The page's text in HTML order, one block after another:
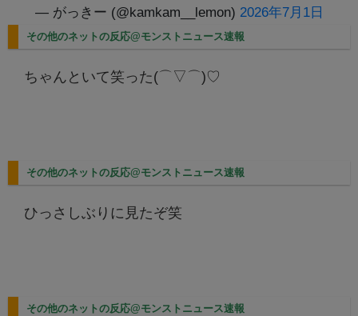
— がっきー (@kamkam__lemon) 2026年7月1日
その他のネットの反応@モンストニュース速報
ちゃんといて笑った(⌒▽⌒)♡
その他のネットの反応@モンストニュース速報
ひっさしぶりに見たぞ笑
その他のネットの反応@モンストニュース速報